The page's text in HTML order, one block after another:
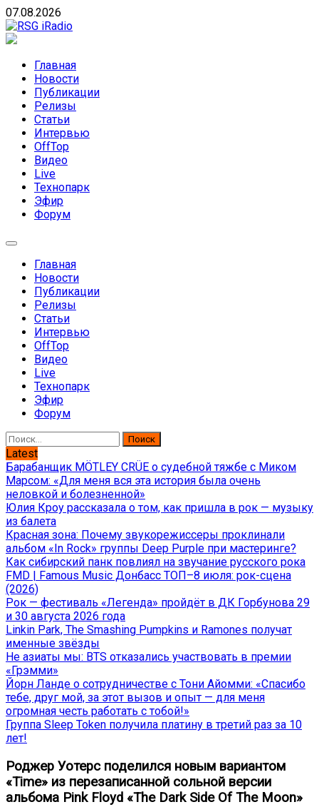
Skip
to
content
07.08.2026
направлений без возрастных ограничений
Главная
Новости
Публикации
Релизы
Статьи
Интервью
OffTop
Видео
Live
Технопарк
Эфир
Форум
Главная
Новости
Публикации
Релизы
Статьи
Интервью
OffTop
Видео
Live
Технопарк
Эфир
Форум
Найти:
Latest
Барабанщик MÖTLEY CRÜE о судебной тяжбе с Миком
Марсом: «Для меня вся эта история была очень
неловкой и болезненной»
Юлия Кроу рассказала о том, как пришла в рок — музыку
из балета
Красная зона: Почему звукорежиссеры проклинали
альбом «In Rock» группы Deep Purple при мастеринге?
Как сибирский панк повлиял на звучание русского рока
FMD | Famous Music Донбасс ТОП–8 июля: рок-сцена
(2026)
Рок — фестиваль «Легенда» пройдёт в ДК Горбунова 29
и 30 августа 2026 года
Linkin Park, The Smashing Pumpkins и Ramones получат
именные звёзды
Не азиаты мы: BTS отказались участвовать в премии
«Грэмми»
Йорн Ланде о сотрудничестве с Тони Айомми: «Спасибо
тебе, друг мой, за этот вызов и опыт — для меня
огромная честь работать с тобой!»
Группа Sleep Token получила платину в третий раз за 10
лет!
Роджер Уотерс поделился новым вариантом
«Time» из перезаписанной сольной версии
альбома Pink Floyd «The Dark Side Of The Moon»